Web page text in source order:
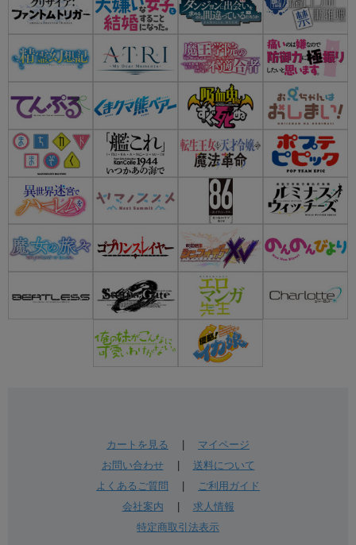
カートを見る
マイページ
お問い合わせ| 送料について
よくあるご質問
ご利用ガイド
会社案内
求人情報
特定商取引法表示